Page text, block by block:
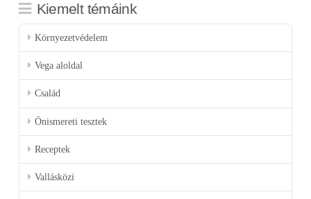
Kiemelt témáink
Környezetvédelem
Vega aloldal
Család
Önismereti tesztek
Receptek
Vallásközi